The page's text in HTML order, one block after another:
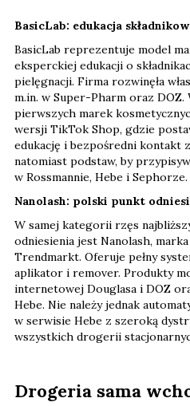
BasicLab: edukacja
BasicLab reprezentuje model
eksperckiej edukacji o
pielęgnacji. Firma rozwinęła
m.in. w Super-Pharm oraz DOZ.
pierwszych marek
wersji TikTok Shop, gdzie
edukację i bezpośredni kontakt
natomiast podstaw, by
w Rossmannie, Hebe i Sephorze.
Nanolash: polski punkt
W samej kategorii rzęs
odniesienia jest Nanolash,
Trendmarkt. Oferuje pełny
aplikator i remover. Produkty
internetowej Douglasa i DOZ
Hebe. Nie należy jednak
w serwisie Hebe z szeroką
wszystkich drogerii
Drogeria sama